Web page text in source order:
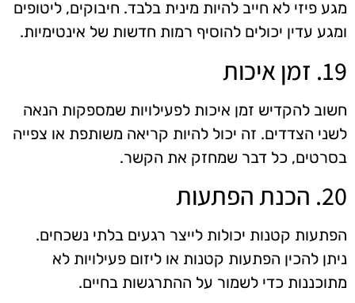
מגע פיזי לא חייב להיות מינית בלבד. חיבוקים, ליטופים
ומגע עדין יכולים להוסיף רמות חדשות של אינטימיות.
19. זמן איכות
חשוב להקדיש זמן איכות לפעילויות שמספקות הנאה
לשני הצדדים. זה יכול להיות קריאה משותפת או צפייה
בסרטים, כל דבר שמחזק את הקשר.
20. הכנת הפתעות
הפתעות קטנות יכולות לייצר רגעים בלתי נשכחים.
ניתן להכין הפתעות קטנות או ליזום פעילויות לא
מתוכננות כדי לשמור על ההתרגשות בחיים.